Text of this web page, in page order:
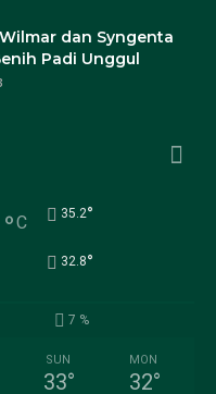
dan Syngenta
Padi Unggul
°C 35.2°
32.8°
7 %
SUN
33°
MON
32°